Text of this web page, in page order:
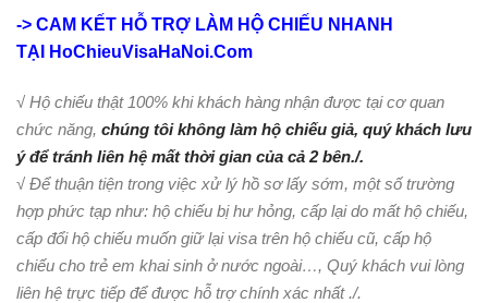
-> CAM KẾT HỖ TRỢ LÀM HỘ CHIẾU NHANH
TẠI
HoChieuVisaHaNoi.Com
√ Hộ chiếu thật 100% khi khách hàng nhận được tại cơ quan
chức năng, chúng tôi không làm hộ chiếu giả, quý khách lưu
ý để tránh liên hệ mất thời gian của cả 2 bên./.
√ Để thuận tiện trong việc xử lý hồ sơ lấy sớm, một số trường
hợp phức tạp như: hộ chiếu bị hư hỏng, cấp lại do mất hộ chiếu,
cấp đổi hộ chiếu muốn giữ lại visa trên hộ chiếu cũ, cấp hộ
chiếu cho trẻ em khai sinh ở nước ngoài…, Quý khách vui lòng
liên hệ trực tiếp để được hỗ trợ chính xác nhất ./.